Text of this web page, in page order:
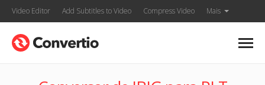
Video Editor Add Subtitles to Video Compress Video Mais